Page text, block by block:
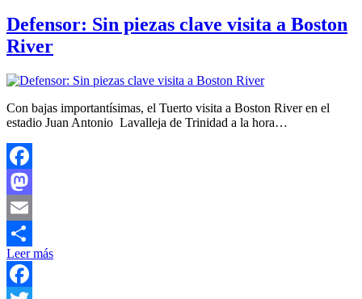
Defensor: Sin piezas clave visita a Boston
River
Con bajas importantísimas, el Tuerto visita a Boston River en el
estadio Juan Antonio Lavalleja de Trinidad a la hora…
Facebook
Mastodon
Email
Compartir
Leer más